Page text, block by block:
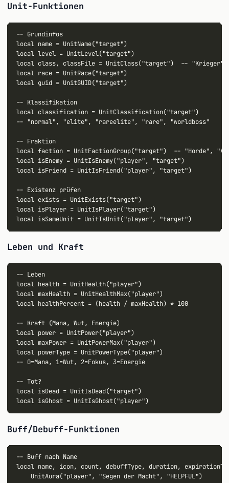
Unit-Funktionen
-- Grundinfos
local name = UnitName("target")
local level = UnitLevel("target")
local class, classFile = UnitClass("target")  -- "Krieger",
local race = UnitRace("target")
local guid = UnitGUID("target")
-- Klassifikation
local classification = UnitClassification("target")
-- "normal", "elite", "rareelite", "rare", "worldboss"
-- Fraktion
local faction = UnitFactionGroup("target")  -- "Horde",
local isEnemy = UnitIsEnemy("player", "target")
local isFriend = UnitIsFriend("player", "target")
-- Existenz prüfen
local exists = UnitExists("target")
local isPlayer = UnitIsPlayer("target")
Leben und Kraft
-- Leben
local health = UnitHealth("player")
local maxHealth = UnitHealthMax("player")
local healthPercent = (health / maxHealth) * 100
-- Kraft (Mana, Wut, Energie)
local power = UnitPower("player")
local maxPower = UnitPowerMax("player")
local powerType = UnitPowerType("player")
-- 0=Mana, 1=Wut, 2=Fokus, 3=Energie
-- Tot?
local isDead = UnitIsDead("target")
Buff/Debuff-Funktionen
-- Buff nach Name
local name, icon, count, debuffType, duration,
    UnitAura("player", "Segen der Macht", "HELPFUL")